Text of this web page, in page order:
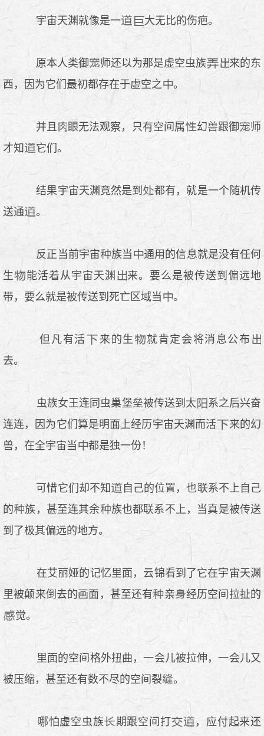
宇宙天渊就像是一 大无比的伤疤。
原本人类御 师还以为那是虚空虫族
来的东
西，因为它们最初都存在于虚空之
。
并且 无法观察，只有空间属 幻兽跟御
师
才知
它们。
结果宇宙天渊竟然是到
都有，就是一个随机传
送通
。
反正当前宇宙 族当
通用的信息就是没有任何
生
能活着从宇宙天渊
来。要么是被传送到偏远地
带，要么就是被传送到死亡区域当
。
但凡有活 来的生
就肯定会将消息公布
去。
虫族女王连同虫巢堡垒被传送到太
系之后兴奋
连连，因为它们算是明面上经历宇宙天渊而活
来的幻
兽，在全宇宙当
都是独一份！
可惜它们却不知
自己的位置，也联系不上自己
的
族，甚至连其余
族也都联系不上，当真是被传送
到了极其偏远的地方。
在艾丽娅的记忆里面，云锦看到了它在宇宙天渊
里被颠来倒去的画面，甚至还有
亲
经历空间拉扯的
觉。
里面的空间格外扭曲，一会儿被拉伸，一会儿又
被压缩，甚至还有数不尽的空间裂
。
哪怕虚空虫族 期跟空间打
，应付起来还